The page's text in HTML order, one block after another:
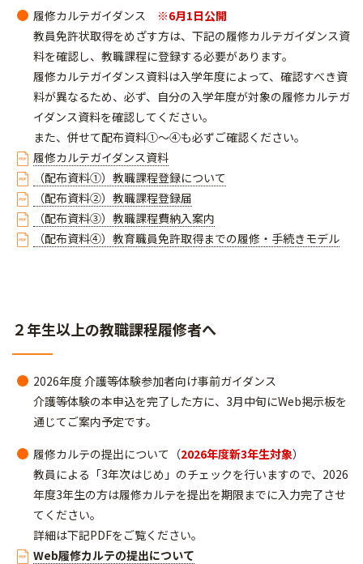
履修カルテガイダンス ※6月1日公開
教員免許状取得をめざす方は、下記の履修カルテガイダンス資
料を確認し、教職課程に登録する必要があります。
履修カルテガイダンス資料は入学年度によって、確認すべき資
料が異なるため、必ず、自分の入学年度が対象の履修カルテガ
イダンス資料を確認してください。
また、併せて配布資料①～④も必ずご確認ください。
履修カルテガイダンス資料
（配布資料①）教職課程登録について
（配布資料②）教職課程登録届
（配布資料③）教職課程費納入案内
（配布資料④）教育職員免許取得までの履修・手続きモデル
２年生以上の教職課程履修者へ
2026年度 介護等体験参加者向け事前ガイダンス
介護等体験の本申込を完了した方に、3月中旬にWeb掲示板を
通じてご案内予定です。
履修カルテの提出について（2026年度新3年生対象）
教員による「3年次はじめ」のチェックを行いますので、2026
年度3年生の方は履修カルテを提出を期限までに入力完了させ
てください。
詳細は下記PDFをご覧ください。
Web履修カルテの提出について